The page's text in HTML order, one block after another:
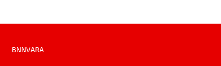
BNNVARA